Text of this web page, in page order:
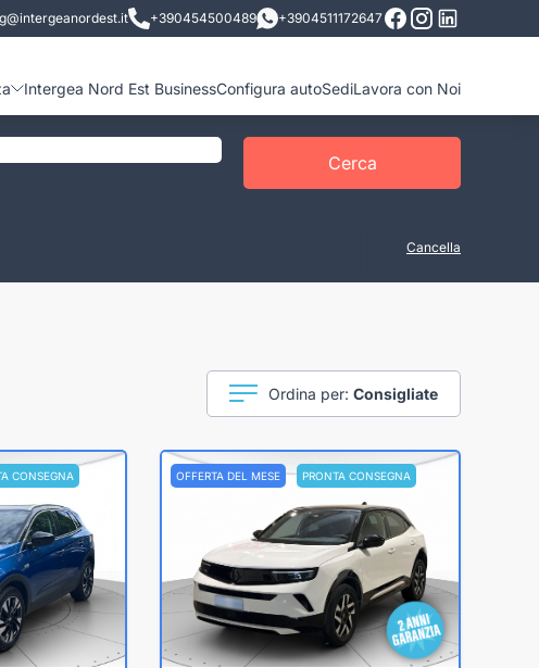
+390454500489 +3904511172647
Intergea Nord Est BusinessConfigura autoSediLavora con Noi
Cerca
Cancella
Ordina per: Consigliate
CONSEGNA OFFERTA DEL MESE PRONTA CONSEGNA